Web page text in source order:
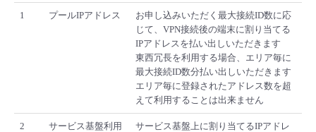
すべてのメニューを見る
すべてのメニューを見る
モニタリング/監査
すべてのメニューを見る
- 新規お申し込み方法
- 登録情報の管理
- リモートワーク
販売パートナー向けプログラム
1 プールIPアドレス
お申し込みいただく最大接続ID数に応
じて、VPN接続後の端末に割り当てる
IPアドレスを払い出しいただきます
東西冗長を利用する場合、エリア毎に
最大接続ID数分払い出しいただきます
エリア毎に登録されたアドレス数を超
えて利用することは出来ません
2
サービス基盤利用
サービス基盤上に割り当てるIPアドレ